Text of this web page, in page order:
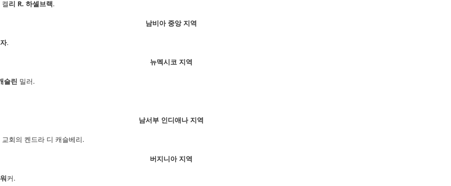
리 R. 하셀브랙.
남비아 중앙 지역
.
뉴멕시코 지역
슬린 밀러.
남서부 인디애나 지역
회의 켄드라 디 캐슬베리.
버지니아 지역
커.